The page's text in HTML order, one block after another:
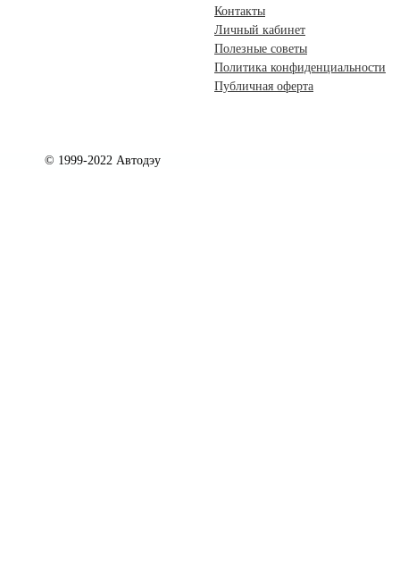
Контакты
Личный кабинет
Полезные советы
Политика конфиденциальности
Публичная оферта
© 1999-2022 Автодэу